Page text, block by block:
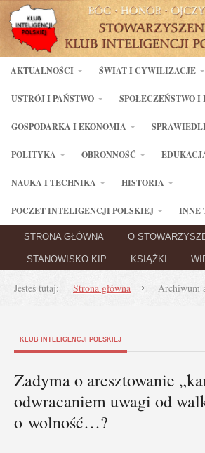
AKTUALNOŚCI ŚWIAT I CYWILIZACJE
USTRÓJ I PAŃSTWO SPOŁECZEŃSTWO I
GOSPODARKA I EKONOMIA
POLITYKA OBRONNOŚĆ
NAUKA I TECHNIKA HISTORIA
POCZET INTELIGENCJI POLSKIEJ INNE
STRONA GŁÓWNA O
STANOWISKO KIP KSIĄŻKI
Jesteś tutaj: Strona główna Archiwum
KLUB INTELIGENCJI POLSKIEJ
Zadyma o aresztowanie
odwracaniem uwagi od
o wolność…?